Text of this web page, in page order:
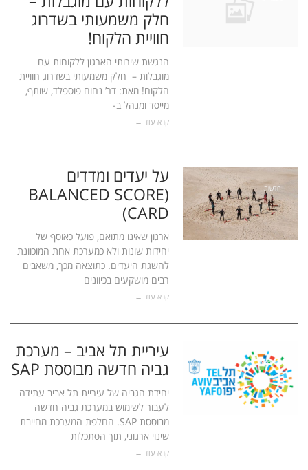
חלק משמעותי בשדרוג
חוויית הלקוח!
הנגשת שירותי הארגון ללקוחות עם
מוגבלות – חלק משמעותי בשדרוג חוויית
הלקוח! מאת: דר’ נחום פוספלד, שותף,
מייסד ומנהל ב-
קרא עוד ←
חדשות
על יעדים ומדדים
(BALANCED SCORE
CARD)
ארגון שאינו מתואם, פועל כאוסף של
יחידות שונות ולא כמערכת אחת המוכוונת
להשגת היעדים. כתוצאה מכך, משאבים
רבים מושקעים בכיוונים
קרא עוד ←
סיפורי לקוח
עיריית תל אביב – מערכת
גביה חדשה מבוססת SAP
יחידת הגביה של עיריית תל אביב עתידה
לעבור לשימוש במערכת גביה חדשה
מבוססת SAP. החלפת המערכת מחייבת
שינוי ארגוני, תוך הסתכלות
קרא עוד ←